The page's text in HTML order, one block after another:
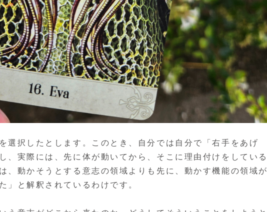
選択したとします。このとき、自分では自分で「右手をあげ
、実際には、先に体が動いてから、そこに理由付けをしている
、動かそうとする意志の領域よりも先に、動かす機能の領域が
」と解釈されているわけです。